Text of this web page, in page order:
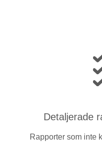
Detaljerade
Rapporter som inte